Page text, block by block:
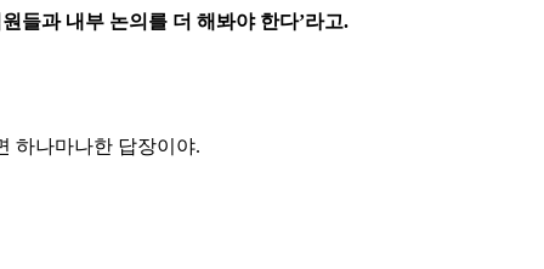
들과 내부 논의를 더 해봐야 한다’라고.
하나마나한 답장이야.